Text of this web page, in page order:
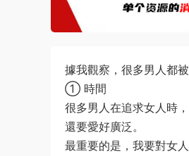
據我觀察，很多男人都
① 時間
很多男人在追求女人時
還要愛好廣泛。‍‍
最重要的是，我要對女